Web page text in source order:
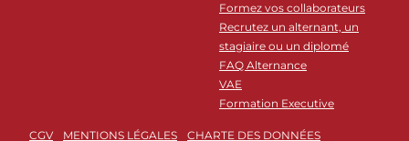
Formez vos collaborateurs
Recrutez un alternant, un
stagiaire ou un diplomé
FAQ Alternance
VAE
Formation Executive
CGV MENTIONS LÉGALES CHARTE DES DONNÉES